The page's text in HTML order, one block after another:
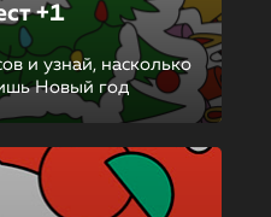
+1
и узнай, насколько
Новый год